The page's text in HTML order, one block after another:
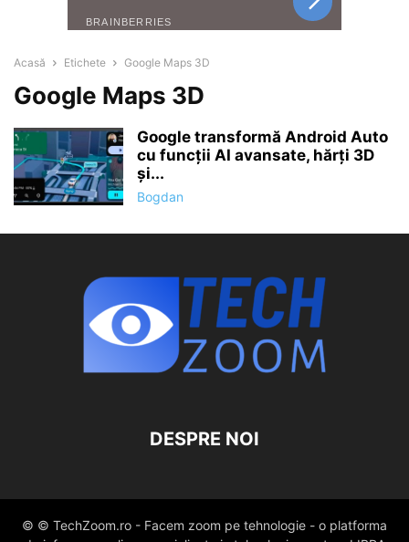
Acasă Etichete Google Maps 3D
Google Maps 3D
Google transformă Android Auto
cu funcții AI avansate, hărți 3D
și...
Bogdan
DESPRE NOI
© © TechZoom.ro - Facem zoom pe tehnologie - o platforma